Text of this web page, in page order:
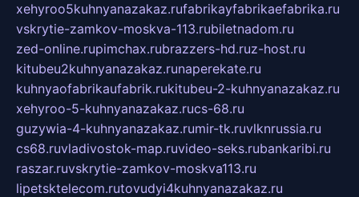
xehyroo5kuhnyanazakaz.rufabrikayfabrikaefabrika.ru
vskrytie-zamkov-moskva-113.rubiletnadom.ru
zed-online.rupimchax.rubrazzers-hd.ruz-host.ru
kitubeu2kuhnyanazakaz.runaperekate.ru
kuhnyaofabrikaufabrik.rukitubeu-2-kuhnyanazakaz.ru
xehyroo-5-kuhnyanazakaz.rucs-68.ru
guzywia-4-kuhnyanazakaz.rumir-tk.ruvlknrussia.ru
cs68.ruvladivostok-map.ruvideo-seks.rubankaribi.ru
raszar.ruvskrytie-zamkov-moskva113.ru
lipetsktelecom.rutovudyi4kuhnyanazakaz.ru